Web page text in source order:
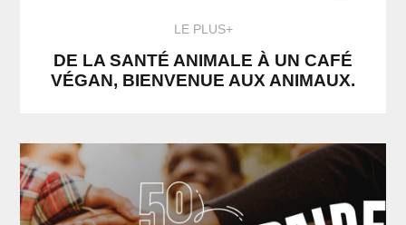
LE PLUS+
DE LA SANTÉ ANIMALE À UN CAFÉ
VÉGAN, BIENVENUE AUX ANIMAUX.